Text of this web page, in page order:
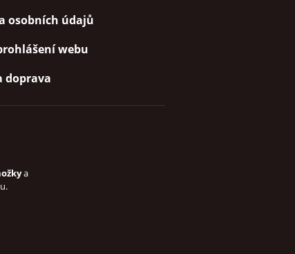
osobních údajů
webu
doprava
a